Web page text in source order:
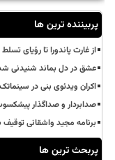
پربیننده ترین ها
از غارت پاندورا تا رؤیای
عشق در دل بماند شنیدنی
اکران ویدئوی بنی در
صدابردار و صداگذار
برنامه مجید واشقانی
پربحث ترین ها